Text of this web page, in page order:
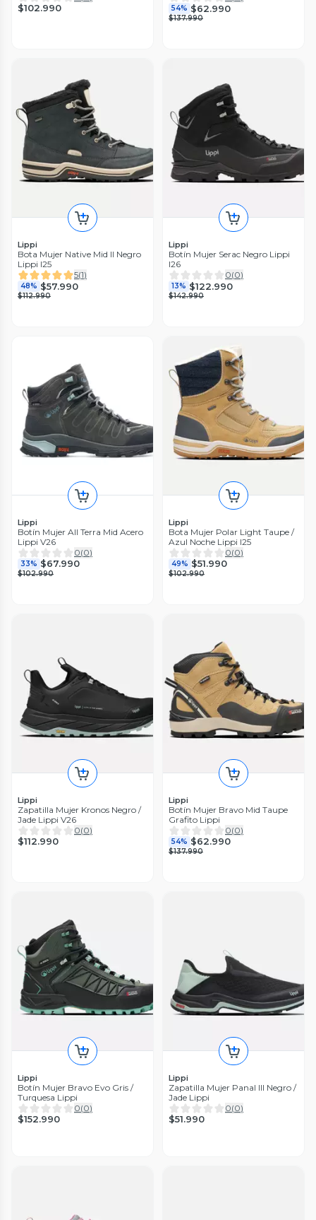
$102.990 54% $62.990
$137.990
Lippi
Bota Mujer Native Mid II Negro
Lippi I25
5(1)
48% $57.990
$112.990
Lippi
Botín Mujer Serac Negro Lippi
I26
0(0)
13% $122.990
$142.990
Lippi
Botín Mujer All Terra Mid Acero
Lippi V26
0(0)
33% $67.990
$102.990
Lippi
Bota Mujer Polar Light Taupe /
Azul Noche Lippi I25
0(0)
49% $51.990
$102.990
Lippi
Zapatilla Mujer Kronos Negro /
Jade Lippi V26
0(0)
$112.990
Lippi
Botín Mujer Bravo Mid Taupe
Grafito Lippi
0(0)
54% $62.990
$137.990
Lippi
Botín Mujer Bravo Evo Gris /
Turquesa Lippi
0(0)
$152.990
Lippi
Zapatilla Mujer Panal III Negro /
Jade Lippi
0(0)
$51.990